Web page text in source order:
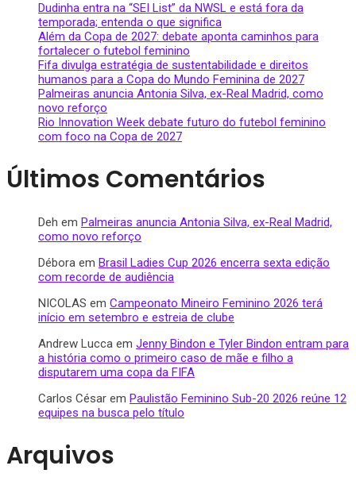
Dudinha entra na “SEI List” da NWSL e está fora da
temporada; entenda o que significa
Além da Copa de 2027: debate aponta caminhos para
fortalecer o futebol feminino
Fifa divulga estratégia de sustentabilidade e direitos
humanos para a Copa do Mundo Feminina de 2027
Palmeiras anuncia Antonia Silva, ex-Real Madrid, como
novo reforço
Rio Innovation Week debate futuro do futebol feminino
com foco na Copa de 2027
Últimos Comentários
Deh em Palmeiras anuncia Antonia Silva, ex-Real Madrid,
como novo reforço
Débora em Brasil Ladies Cup 2026 encerra sexta edição
com recorde de audiência
NICOLAS em Campeonato Mineiro Feminino 2026 terá
início em setembro e estreia de clube
Andrew Lucca em Jenny Bindon e Tyler Bindon entram para
a história como o primeiro caso de mãe e filho a
disputarem uma copa da FIFA
Carlos César em Paulistão Feminino Sub-20 2026 reúne 12
equipes na busca pelo título
Arquivos